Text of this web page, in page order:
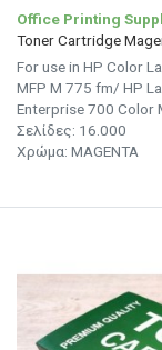
Office Printing
Toner Cartridge
For use in HP Color
MFP M 775 fm/ HP
Enterprise 700 Color
Σελίδες: 16.000
Χρώμα: MAGENTA